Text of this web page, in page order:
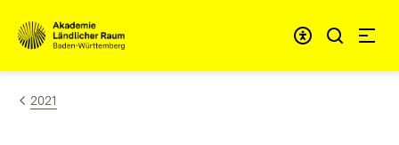
Zum Inhalt springen
Link zur Startseite
2021